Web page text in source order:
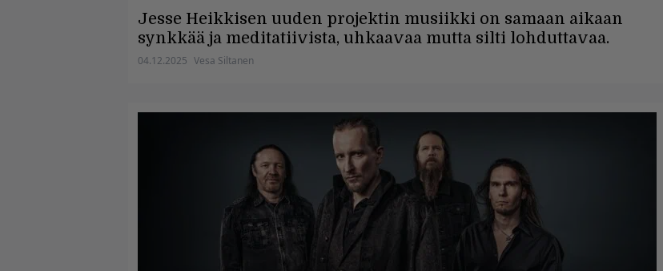
Jesse Heikkisen uuden projektin musiikki on samaan aikaan
synkkää ja meditatiivista, uhkaavaa mutta silti lohduttavaa.
04.12.2025 Vesa Siltanen